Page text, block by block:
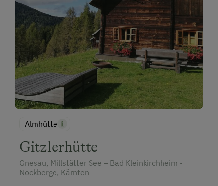
Almhütte
Gitzlerhütte
Gnesau, Millstätter See – Bad Kleinkirchheim -
Nockberge, Kärnten